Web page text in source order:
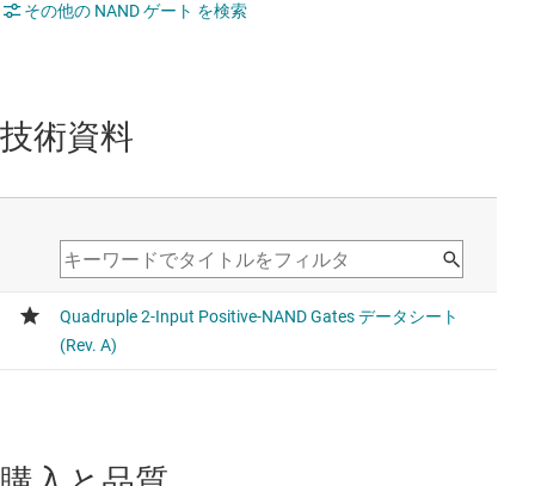
その他の NAND ゲート を検索
技術資料